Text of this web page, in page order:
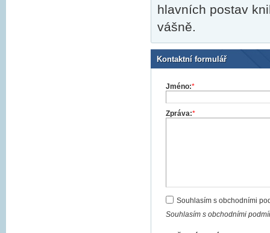
hlavních postav
vášně.
Kontaktní formulář
Jméno:*
Zpráva:*
Souhlasím s obchodními
Souhlasím s obchodními